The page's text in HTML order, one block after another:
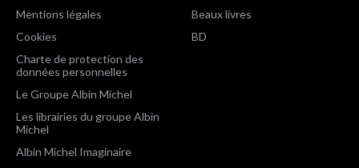
Mentions légales
Cookies
Charte de protection des
données personnelles
Le Groupe Albin Michel
Les librairies du groupe Albin
Michel
Albin Michel Imaginaire
Beaux livres
BD